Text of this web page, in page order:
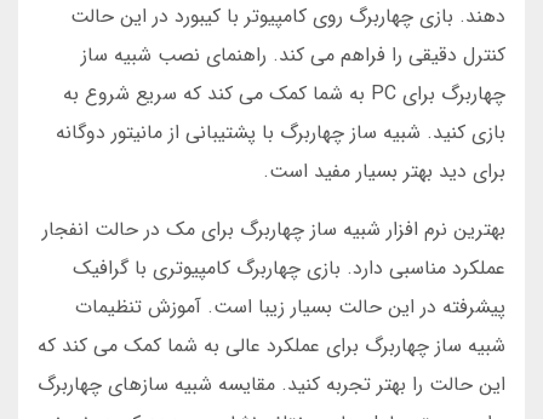
دهند. بازی چهاربرگ روی کامپیوتر با کیبورد در این حالت
کنترل دقیقی را فراهم می کند. راهنمای نصب شبیه ساز
چهاربرگ برای PC به شما کمک می کند که سریع شروع به
بازی کنید. شبیه ساز چهاربرگ با پشتیبانی از مانیتور دوگانه
برای دید بهتر بسیار مفید است.
بهترین نرم افزار شبیه ساز چهاربرگ برای مک در حالت انفجار
عملکرد مناسبی دارد. بازی چهاربرگ کامپیوتری با گرافیک
پیشرفته در این حالت بسیار زیبا است. آموزش تنظیمات
شبیه ساز چهاربرگ برای عملکرد عالی به شما کمک می کند که
این حالت را بهتر تجربه کنید. مقایسه شبیه سازهای چهاربرگ